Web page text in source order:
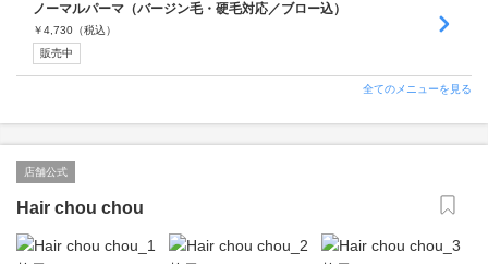
ノーマルパーマ（バージン毛・硬毛対応／ブロー込）
￥4,730 （税込）
販売中
全てのメニューを見る
店舗公式
Hair chou chou